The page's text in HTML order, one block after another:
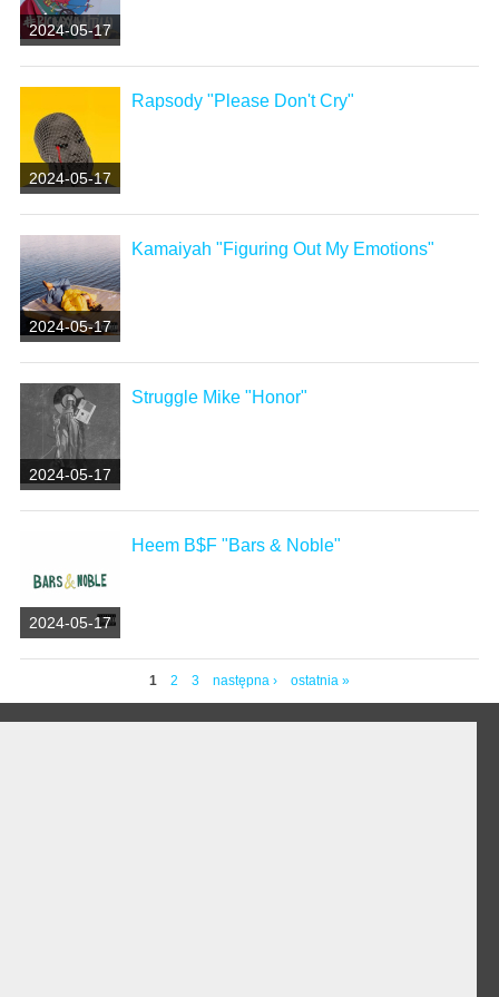
2024-05-17
2024-05-17
Rapsody "Please Don't Cry"
2024-05-17
Kamaiyah "Figuring Out My Emotions"
2024-05-17
Struggle Mike "Honor"
2024-05-17
Heem B$F "Bars & Noble"
1 2 3 następna › ostatnia »